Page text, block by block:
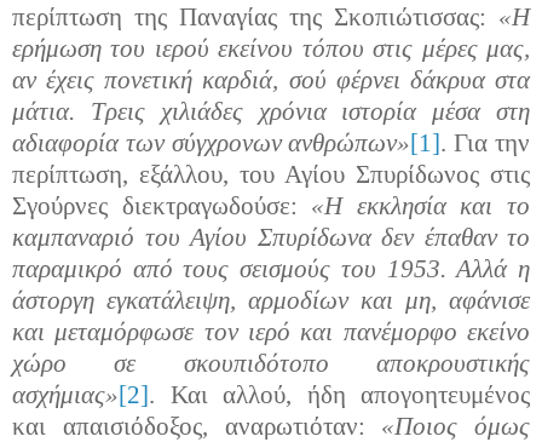
περίπτωση της Παναγίας της Σκοπιώτισσας: «Η
ερήμωση του ιερού εκείνου τόπου στις μέρες μας,
αν έχεις πονετική καρδιά, σού φέρνει δάκρυα στα
μάτια. Τρεις χιλιάδες χρόνια ιστορία μέσα στη
αδιαφορία των σύγχρονων ανθρώπων»[1]. Για την
περίπτωση, εξάλλου, του Αγίου Σπυρίδωνος στις
Σγούρνες διεκτραγωδούσε: «Η εκκλησία και το
καμπαναριό του Αγίου Σπυρίδωνα δεν έπαθαν το
παραμικρό από τους σεισμούς του 1953. Αλλά η
άστοργη εγκατάλειψη, αρμοδίων και μη, αφάνισε
και μεταμόρφωσε τον ιερό και πανέμορφο εκείνο
χώρο σε σκουπιδότοπο αποκρουστικής
ασχήμιας»[2]. Και αλλού, ήδη απογοητευμένος
και απαισιόδοξος, αναρωτιόταν: «Ποιος όμως